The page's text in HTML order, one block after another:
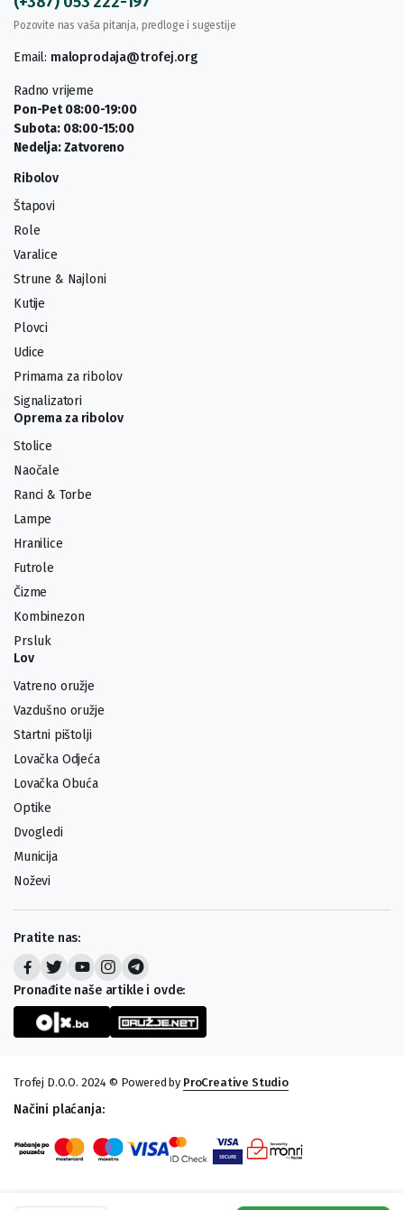
Pozovite nas vaša pitanja, predloge i sugestije
Email: maloprodaja@trofej.org
Radno vrijeme
Pon-Pet 08:00-19:00
Subota: 08:00-15:00
Nedelja: Zatvoreno
Ribolov
Štapovi
Role
Varalice
Strune & Najloni
Kutije
Plovci
Udice
Primama za ribolov
Signalizatori
Oprema za ribolov
Stolice
Naočale
Ranci & Torbe
Lampe
Hranilice
Futrole
Čizme
Kombinezon
Prsluk
Lov
Vatreno oružje
Vazdušno oružje
Startni pištolji
Lovačka Odjeća
Lovačka Obuća
Optike
Dvogledi
Municija
Noževi
Pratite nas:
Pronađite naše artikle i ovde:
Trofej D.O.O. 2024 © Powered by ProCreative Studio
Načini plaćanja: